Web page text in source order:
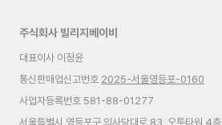
주식회사 빌리지베이비
대표이사 이정윤
통신판매업신고번호 2025-서울영등포-0160
사업자등록번호 581-88-01277
서울특별시 영등포구 의사당대로 83, 오투타워 4층